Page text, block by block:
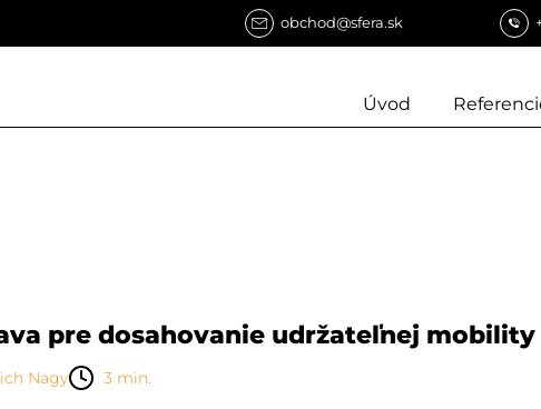
obchod@sfera.sk
Úvod
pre dosahovanie udržateľnej mobility
Nagy 3 min.